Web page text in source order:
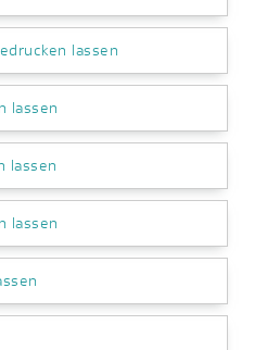
lassen
lassen
lassen
lassen